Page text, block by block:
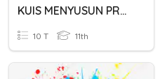
KUIS MENYUSUN PROPOSAL
10 T 11th